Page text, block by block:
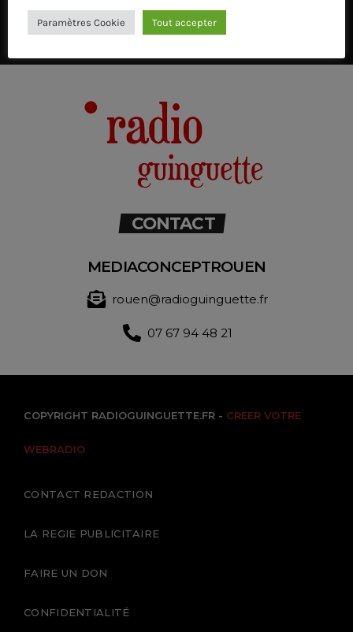
CONTACT
MEDIACONCEPTROUEN
rouen@radioguinguette.fr
07 67 94 48 21
COPYRIGHT RADIOGUINGUETTE.FR - CREER VOTRE
WEBRADIO
CONTACT REDACTION
LA REGIE PUBLICITAIRE
FAIRE UN DON
CONFIDENTIALITÉ
Paramètres Cookie Tout accepter